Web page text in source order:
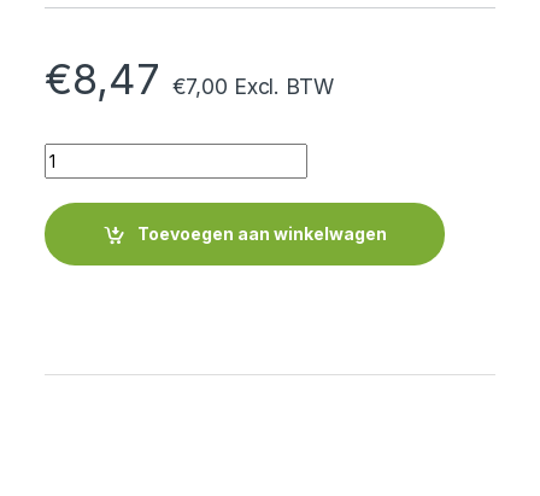
€8,47 €7,00 Excl. BTW
Quantity
Toevoegen aan winkelwagen